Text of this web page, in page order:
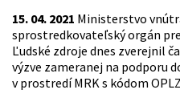
15. 04. 2021 Ministerstvo
sprostredkovateľský orgán
Ľudské zdroje dnes zverejnil
výzve zameranej na podporu
v prostredí MRK s kódom